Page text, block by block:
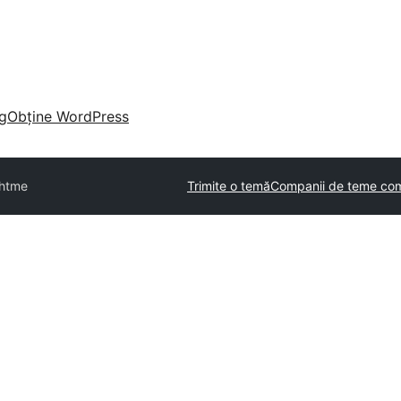
Obține WordPress
Trimite o temăCompanii de teme